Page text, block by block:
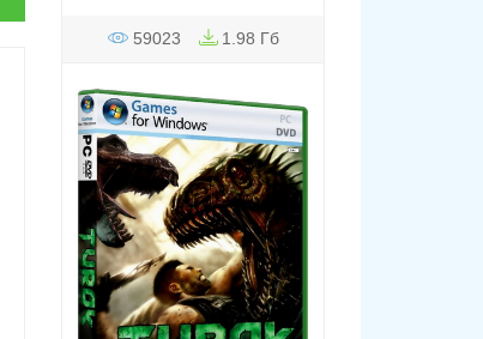
59023 1.98 Гб